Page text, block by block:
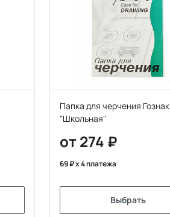
Папка для черчения Гознак
"Школьная"
от 274
69 x 4 платежа
Выбрать